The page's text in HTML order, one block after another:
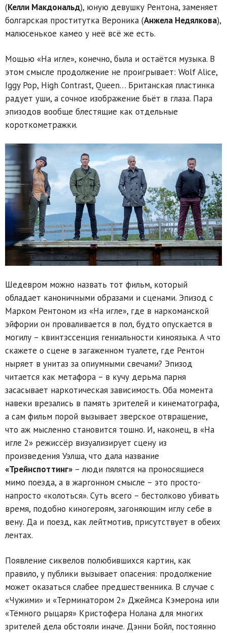
(Келли Макдональд), юную девушку Рентона, заменяет
болгарская проститутка Вероника (Анжела Недялкова),
малюсенькое камео у неё всё же есть.
Мощью «На игле», конечно, была и остаётся музыка. В
этом смысле продолжение не проигрывает: Wolf Alice,
Iggy Pop, High Contrast, Queen… Британская пластинка
радует уши, а сочное изображение бьёт в глаза. Пара
эпизодов вообще блестящие как отдельные
короткометражки.
Шедевром можно назвать тот фильм, который
обладает каноничными образами и сценами. Эпизод с
Марком Рентоном из «На игле», где в наркоманской
эйфории он проваливается в пол, будто опускается в
могилу – квинтэссенция гениальности киноязыка. А что
скажете о сцене в загаженном туалете, где Рентон
ныряет в унитаз за опиумными свечами? Эпизод
читается как метафора – в кучу дерьма парня
засасывает наркотическая зависимость. Оба момента
навеки врезались в память зрителей и кинематографа,
а сам фильм порой вызывает зверское отвращение,
что аж мысленно становится тошно. И, наконец, в «На
игле 2» режиссёр визуализирует сцену из
произведения Уэлша, что дала название
«Трейнспоттинг» – люди пялятся на проносящиеся
мимо поезда, а в жаргонном смысле – это просто-
напросто «колоться». Суть всего – бестолково убивать
время, подобно киногероям, загоняющим иглу себе в
вену. Да и поезд, как лейтмотив, присутствует в обеих
лентах.
Появление сиквелов полюбившихся картин, как
правило, у публики вызывает опасения: продолжение
может оказаться слабее предшественника. В случае с
«Чужими» и «Терминатором 2» Джеймса Кэмерона или
«Тёмного рыцаря» Кристофера Нолана для многих
зрителей дела обстояли иначе. Дэнни Бойл, постоянно